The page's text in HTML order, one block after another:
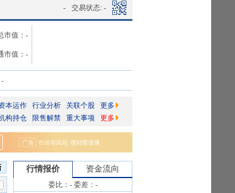
- 交易状态: -
市值： -
市值： -
-
本运作 行业分析 关联个股
更多
构持仓 限售解禁 重大事项 更多
行情报价 资金流向
委比： -委差： -